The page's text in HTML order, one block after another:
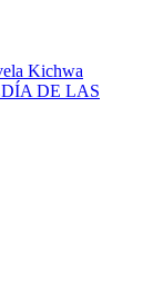
Kichwa
DE LAS